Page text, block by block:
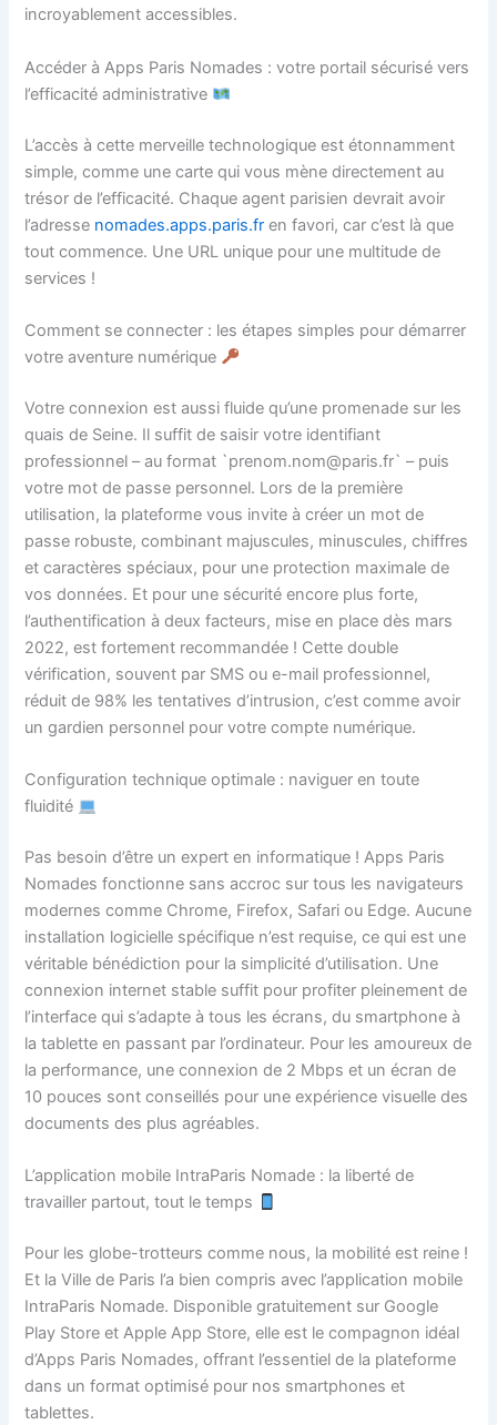
incroyablement accessibles.
Accéder à Apps Paris Nomades : votre portail sécurisé vers
l’efficacité administrative
L’accès à cette merveille technologique est étonnamment
simple, comme une carte qui vous mène directement au
trésor de l’efficacité. Chaque agent parisien devrait avoir
l’adresse nomades.apps.paris.fr en favori, car c’est là que
tout commence. Une URL unique pour une multitude de
services !
Comment se connecter : les étapes simples pour démarrer
votre aventure numérique
Votre connexion est aussi fluide qu’une promenade sur les
quais de Seine. Il suffit de saisir votre identifiant
professionnel – au format `prenom.nom@paris.fr` – puis
votre mot de passe personnel. Lors de la première
utilisation, la plateforme vous invite à créer un mot de
passe robuste, combinant majuscules, minuscules, chiffres
et caractères spéciaux, pour une protection maximale de
vos données. Et pour une sécurité encore plus forte,
l’authentification à deux facteurs, mise en place dès mars
2022, est fortement recommandée ! Cette double
vérification, souvent par SMS ou e-mail professionnel,
réduit de 98% les tentatives d’intrusion, c’est comme avoir
un gardien personnel pour votre compte numérique.
Configuration technique optimale : naviguer en toute
fluidité
Pas besoin d’être un expert en informatique ! Apps Paris
Nomades fonctionne sans accroc sur tous les navigateurs
modernes comme Chrome, Firefox, Safari ou Edge. Aucune
installation logicielle spécifique n’est requise, ce qui est une
véritable bénédiction pour la simplicité d’utilisation. Une
connexion internet stable suffit pour profiter pleinement de
l’interface qui s’adapte à tous les écrans, du smartphone à
la tablette en passant par l’ordinateur. Pour les amoureux de
la performance, une connexion de 2 Mbps et un écran de
10 pouces sont conseillés pour une expérience visuelle des
documents des plus agréables.
L’application mobile IntraParis Nomade : la liberté de
travailler partout, tout le temps
Pour les globe-trotteurs comme nous, la mobilité est reine !
Et la Ville de Paris l’a bien compris avec l’application mobile
IntraParis Nomade. Disponible gratuitement sur Google
Play Store et Apple App Store, elle est le compagnon idéal
d’Apps Paris Nomades, offrant l’essentiel de la plateforme
dans un format optimisé pour nos smartphones et
tablettes.